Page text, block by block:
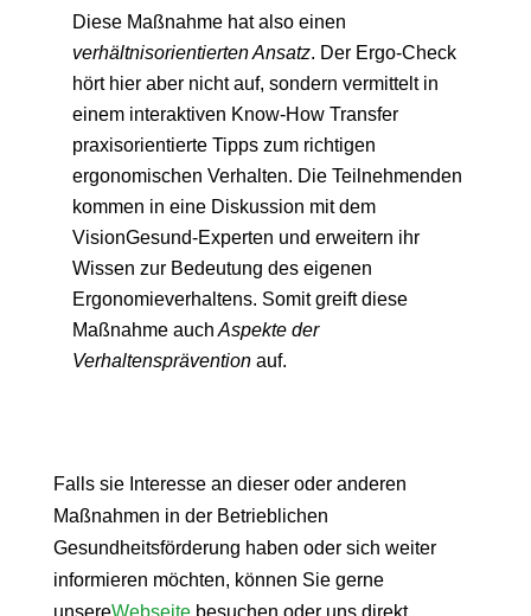
Diese Maßnahme hat also einen
verhältnisorientierten Ansatz. Der Ergo-Check
hört hier aber nicht auf, sondern vermittelt in
einem interaktiven Know-How Transfer
praxisorientierte Tipps zum richtigen
ergonomischen Verhalten. Die Teilnehmenden
kommen in eine Diskussion mit dem
VisionGesund-Experten und erweitern ihr
Wissen zur Bedeutung des eigenen
Ergonomieverhaltens. Somit greift diese
Maßnahme auch Aspekte der
Verhaltenspräventionauf.
Falls sie Interesse an dieser oder anderen
Maßnahmen in der Betrieblichen
Gesundheitsförderung haben oder sich weiter
informieren möchten, können Sie gerne
unsereWebseite besuchen oder uns direkt